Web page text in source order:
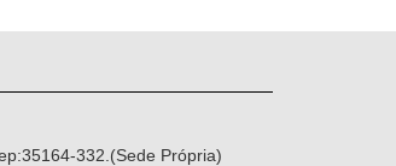
332.(Sede Própria)